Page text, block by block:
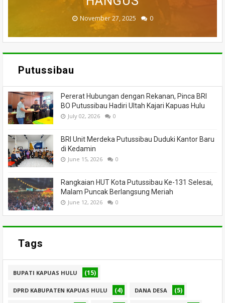
July 05, 2026 0
November 27, 2025 0
March 26, 2025 0
March 13, 2025 0
February 18, 2025 0
Putussibau
Pererat Hubungan dengan Rekanan, Pinca BRI
BO Putussibau Hadiri Ultah Kajari Kapuas Hulu
July 02, 2026 0
BRI Unit Merdeka Putussibau Duduki Kantor Baru
di Kedamin
June 15, 2026 0
Rangkaian HUT Kota Putussibau Ke-131 Selesai,
Malam Puncak Berlangsung Meriah
June 12, 2026 0
Tags
BUPATI KAPUAS HULU (15)
DPRD KABUPATEN KAPUAS HULU (4) DANA DESA (5)